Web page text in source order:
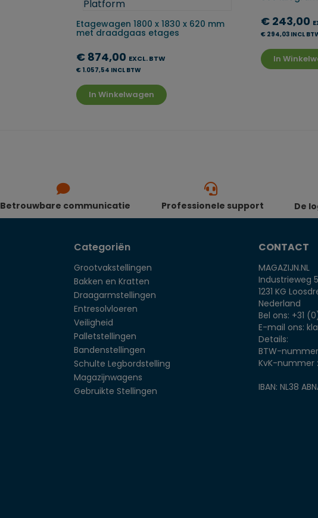
Etagewagen 1800 x 1830 x 620 mm
met draadgaas etages
€ 874,00 EXCL. BTW
€ 1.057,54 INCL BTW
In Winkelwagen
€ 243,00
€ 294,03 INCL
In
Betrouwbare communicatie Professionele support De
Categoriën
Grootvakstellingen
Bakken en Kratten
Draagarmstellingen
Entresolvloeren
Veiligheid
Palletstellingen
Bandenstellingen
Schulte Legbordstelling
Magazijnwagens
Gebruikte Stellingen
CONTACT
MAGAZIJN.NL
Industrieweg 5
1231 KG
Nederland
Bel ons: +31
E-mail ons:
Details:
BTW-
KvK-nummer
IBAN: NL38